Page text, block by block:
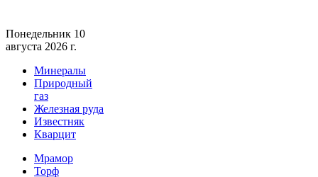
Понедельник 10
августа 2026 г.
Минералы
Природный
газ
Железная руда
Известняк
Кварцит
Мрамор
Торф